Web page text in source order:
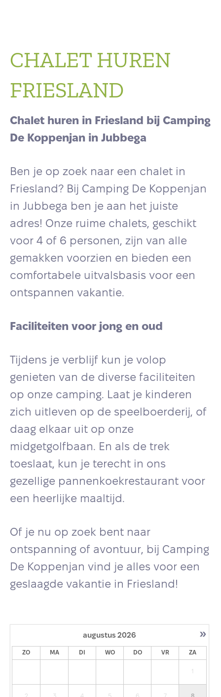
CHALET HUREN
FRIESLAND
Chalet huren in Friesland bij Camping
De Koppenjan in Jubbega
Ben je op zoek naar een chalet in
Friesland? Bij Camping De Koppenjan
in Jubbega ben je aan het juiste
adres! Onze ruime chalets, geschikt
voor 4 of 6 personen, zijn van alle
gemakken voorzien en bieden een
comfortabele uitvalsbasis voor een
ontspannen vakantie.
Faciliteiten voor jong en oud
Tijdens je verblijf kun je volop
genieten van de diverse faciliteiten
op onze camping. Laat je kinderen
zich uitleven op de speelboerderij, of
daag elkaar uit op onze
midgetgolfbaan. En als de trek
toeslaat, kun je terecht in ons
gezellige pannenkoekrestaurant voor
een heerlijke maaltijd.
Of je nu op zoek bent naar
ontspanning of avontuur, bij Camping
De Koppenjan vind je alles voor een
geslaagde vakantie in Friesland!
»
augustus 2026
ZO MA DI WO DO VR ZA
1